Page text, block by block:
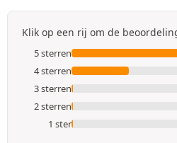
Klik op een rij om de
5 sterren
4 sterren
3 sterren
2 sterren
1 ster